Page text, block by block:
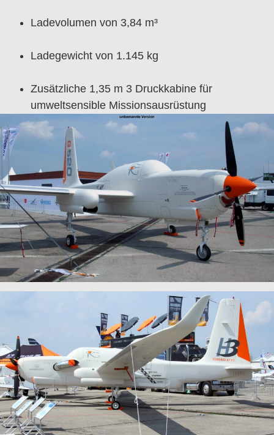
Ladevolumen von 3,84 m³
Ladegewicht von 1.145 kg
Zusätzliche 1,35 m 3 Druckkabine für
umweltsensible Missionsausrüstung